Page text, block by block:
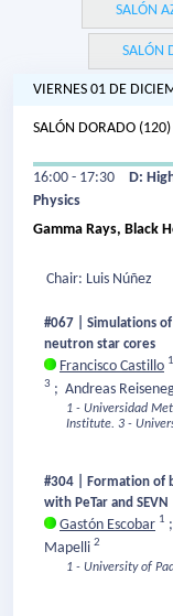
SALÓN
SALÓN
VIERNES 01 DE
SALÓN DORADO (120)
16:00 - 17:30
D:
Physics
Gamma Rays, Black
Chair: Luis Núñez
#067 | Simulations
neutron star cores
Francisco Castillo 1
3 ; Andreas
1 - Universidad
Institute. 3 -
#304 | Formation of
with PeTar and SEVN
Gastón Escobar 1 ;
Mapelli 2
1 - University of